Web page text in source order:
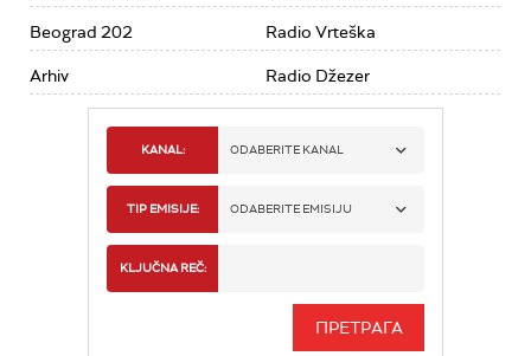
Beograd 202
Arhiv
Radio Vrteška
Radio Džezer
KANAL: ODABERITE KANAL
RADIO BEOGRAD 1
RADIO BEOGRAD 3
TIP EMISIJE: ODABERITE EMISIJU
KLJUČNA REČ: